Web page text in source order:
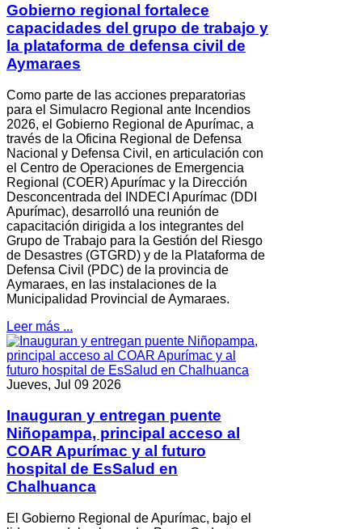
Gobierno regional fortalece
capacidades del grupo de trabajo y
la plataforma de defensa civil de
Aymaraes
Como parte de las acciones preparatorias
para el Simulacro Regional ante Incendios
2026, el Gobierno Regional de Apurímac, a
través de la Oficina Regional de Defensa
Nacional y Defensa Civil, en articulación con
el Centro de Operaciones de Emergencia
Regional (COER) Apurímac y la Dirección
Desconcentrada del INDECI Apurímac (DDI
Apurímac), desarrolló una reunión de
capacitación dirigida a los integrantes del
Grupo de Trabajo para la Gestión del Riesgo
de Desastres (GTGRD) y de la Plataforma de
Defensa Civil (PDC) de la provincia de
Aymaraes, en las instalaciones de la
Municipalidad Provincial de Aymaraes.
Leer más ...
Jueves, Jul 09 2026
Inauguran y entregan puente
Niñopampa, principal acceso al
COAR Apurímac y al futuro
hospital de EsSalud en
Chalhuanca
El Gobierno Regional de Apurímac, bajo el